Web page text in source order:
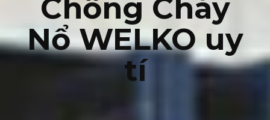
Chống Cháy
Nổ WELKO uy
tí